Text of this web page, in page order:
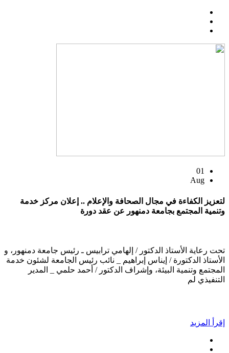
01
Aug
لتعزيز الكفاءة في مجال الصحافة والإعلام .. إعلان مركز خدمة
وتنمية المجتمع بجامعة دمنهور عن عقد دورة
تحت رعاية الأستاذ الدكتور / إلهامي ترابيس ـ رئيس جامعة دمنهور، و
الأستاذ الدكتورة / إيناس إبراهيم _ نائب رئيس الجامعة لشئون خدمة
المجتمع وتنمية البيئة، وإشراف الدكتور / أحمد حلمي _ المدير
التنفيذي لم
إقرأ المزيد